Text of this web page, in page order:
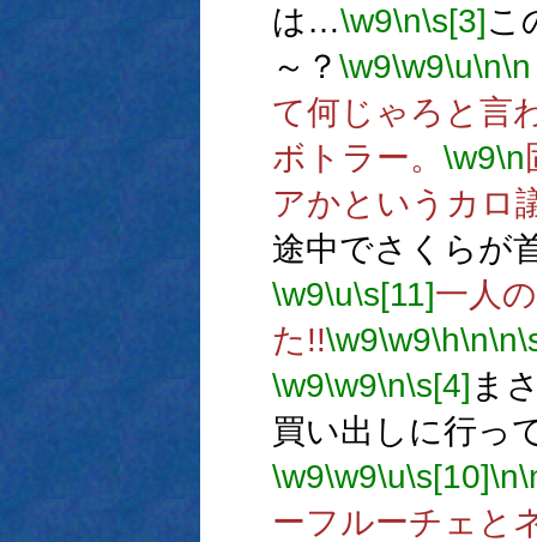
は…\w9\n\s[3]こ
～？ \w9\w9\u\n\n
て何じゃろと言
ボトラー。 \w9\n
アかというカロ
途中でさくらが
\w9\u\s[11]一人
た!!\w9\w9\h\n\n
\w9\w9\n\s[4] ま
買い出しに行っ
\w9\w9\u\s[10]\n
ーフルーチェと